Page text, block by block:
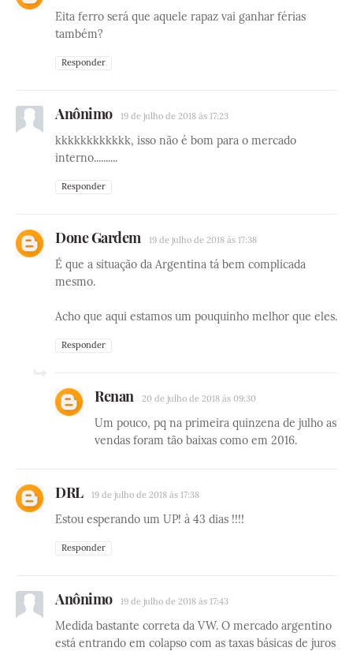
Eita ferro será que aquele rapaz vai ganhar férias
também?
Responder
Anônimo 19 de julho de 2018 às 17:23
kkkkkkkkkkkk, isso não é bom para o mercado
interno..........
Responder
Done Gardem 19 de julho de 2018 às 17:38
É que a situação da Argentina tá bem complicada
mesmo.
Acho que aqui estamos um pouquinho melhor que eles.
Responder
Renan 20 de julho de 2018 às 09:30
Um pouco, pq na primeira quinzena de julho as
vendas foram tão baixas como em 2016.
DRL 19 de julho de 2018 às 17:38
Estou esperando um UP! à 43 dias !!!!
Responder
Anônimo 19 de julho de 2018 às 17:43
Medida bastante correta da VW. O mercado argentino
está entrando em colapso com as taxas básicas de juros